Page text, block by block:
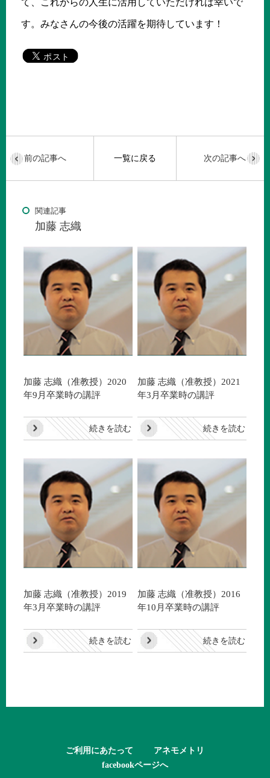
て、これからの人生に活用していただければ幸いで
す。みなさんの今後の活躍を期待しています！
一覧に戻る
前の記事へ 次の記事へ
関連記事
加藤 志織
加藤 志織（准教授）2020
年9月卒業時の講評
続きを読む
加藤 志織（准教授）2021
年3月卒業時の講評
続きを読む
加藤 志織（准教授）2019
年3月卒業時の講評
続きを読む
加藤 志織（准教授）2016
年10月卒業時の講評
続きを読む
ご利用にあたって
アネモメトリ
facebookページへ